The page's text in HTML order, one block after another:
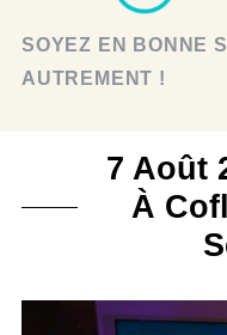
SOYEZ EN BONNE
AUTREMENT !
7 Août
À